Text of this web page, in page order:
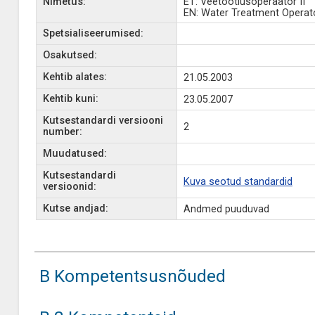
EN: Water Treatment
Spetsialiseerumised:
Osakutsed:
Kehtib alates:
21.05.2003
Kehtib kuni:
23.05.2007
Kutsestandardi versiooni
number:
2
Muudatused:
Kutsestandardi
versioonid:
Kuva seotud standardid
Kutse andjad: Andmed puuduvad
B Kompetentsusnõuded